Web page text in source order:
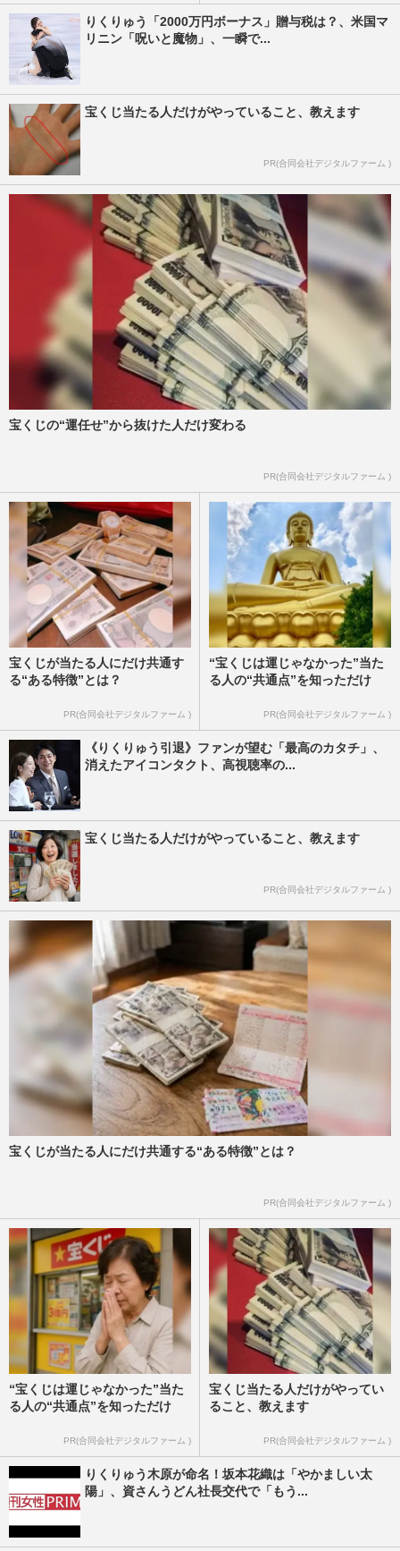
りくりゅう「2000万円ボーナス」贈与税は？、米国マ
リニン「呪いと魔物」、一瞬で...
宝くじ当たる人だけがやっていること、教えます
PR(合同会社デジタルファーム )
宝くじの“運任せ”から抜けた人だけ変わる
PR(合同会社デジタルファーム )
宝くじが当たる人にだけ共通す
る“ある特徴”とは？
PR(合同会社デジタルファーム )
“宝くじは運じゃなかった”当た
る人の“共通点”を知っただけ
PR(合同会社デジタルファーム )
《りくりゅう引退》ファンが望む「最高のカタチ」、
消えたアイコンタクト、高視聴率の...
宝くじ当たる人だけがやっていること、教えます
PR(合同会社デジタルファーム )
宝くじが当たる人にだけ共通する“ある特徴”とは？
PR(合同会社デジタルファーム )
“宝くじは運じゃなかった”当た
る人の“共通点”を知っただけ
PR(合同会社デジタルファーム )
宝くじ当たる人だけがやってい
ること、教えます
PR(合同会社デジタルファーム )
りくりゅう木原が命名！坂本花織は「やかましい太
陽」、資さんうどん社長交代で「もう...